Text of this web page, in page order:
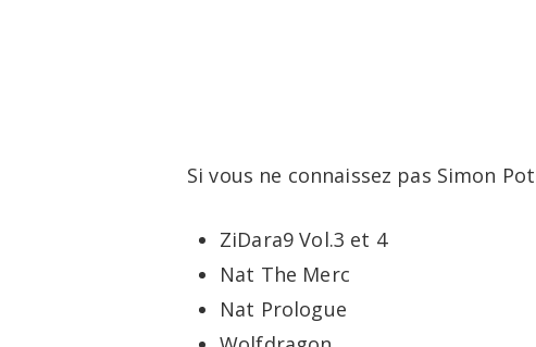
Si vous ne connaissez pas Simon
ZiDara9 Vol.3 et 4
Nat The Merc
Nat Prologue